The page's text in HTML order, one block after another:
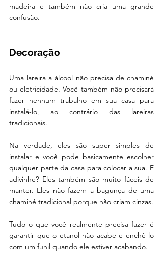
madeira e também não cria uma grande
confusão.
Decoração
Uma lareira a álcool não precisa de chaminé
ou eletricidade. Você também não precisará
fazer nenhum trabalho em sua casa para
instalá-lo, ao contrário das lareiras
tradicionais.
Na verdade, eles são super simples de
instalar e você pode basicamente escolher
qualquer parte da casa para colocar a sua. E
adivinhe? Eles também são muito fáceis de
manter. Eles não fazem a bagunça de uma
chaminé tradicional porque não criam cinzas.
Tudo o que você realmente precisa fazer é
garantir que o etanol não acabe e enchê-lo
com um funil quando ele estiver acabando.